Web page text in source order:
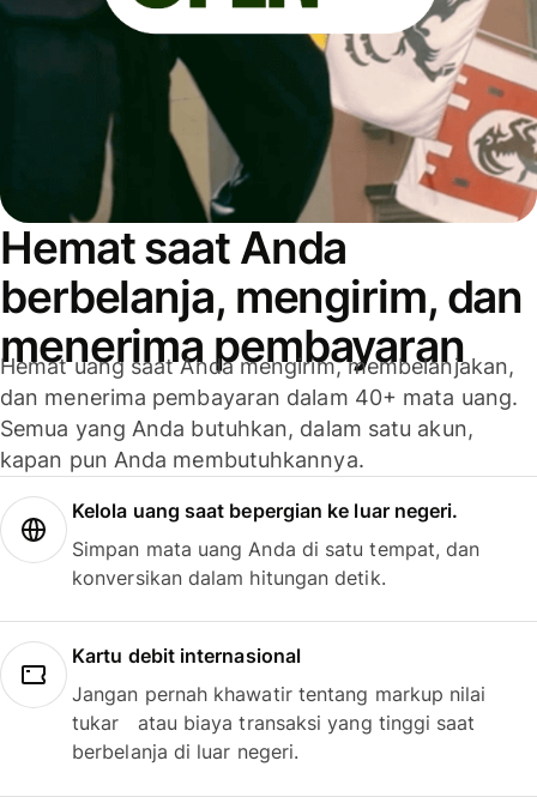
Hemat saat Anda
berbelanja, mengirim, dan
menerima pembayaran
Hemat uang saat Anda mengirim, membelanjakan,
dan menerima pembayaran dalam 40+ mata uang.
Semua yang Anda butuhkan, dalam satu akun,
kapan pun Anda membutuhkannya.
Kelola uang saat bepergian ke luar negeri.
Simpan mata uang Anda di satu tempat, dan
konversikan dalam hitungan detik.
Kartu debit internasional
Jangan pernah khawatir tentang markup nilai
tukar atau biaya transaksi yang tinggi saat
berbelanja di luar negeri.